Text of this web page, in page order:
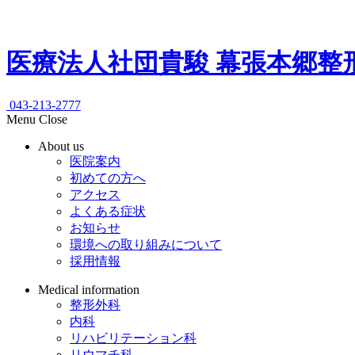
医療法人社団貴駿 幕張本郷整
043-213-2777
Menu Close
About us
医院案内
初めての方へ
アクセス
よくある症状
お知らせ
環境への取り組みについて
採用情報
Medical information
整形外科
内科
リハビリテーション科